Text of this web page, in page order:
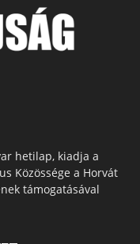
hetilap, kiadja a
Közössége a Horvát
támogatásával